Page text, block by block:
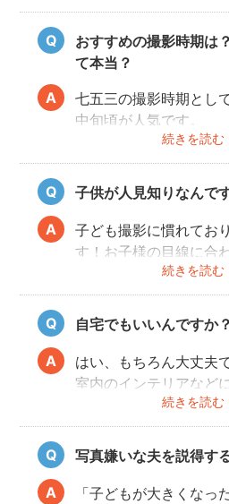
す。厳しい審査を通過
慣れているカメラマン
す。
パパ・ママとお子様が
ので、リラックスした
を写真に残せます。
こども・家族撮影に長
中から、ユーザー自身
指名するので、自分好
ゃれな写真」に仕上が
おすすめの撮影時期は
て本当？
続きを読む
七五三の撮影時期とし
中旬頃が人気です。
今年は参拝先の混雑状
らして前撮りや後撮り
うです。
fotowaは「こだわり指
で前日予約が可能です
で、ぜひフォトグラフ
子供が人見知りなんで
続きを読む
子ども撮影に慣れてお
す！お子様の目線に合
にあわせてコミュニケ
子様は心を開いてくれ
て、ただやらされるだ
影ではなく、一緒に楽
びながら写真を撮影し
自宅でもいいんですか？
続きを読む
はい、もちろん大丈夫
室内のインテリアなど
場合もありますので、
ーに相談してみてくだ
写真嫌いな夫を説得す
「子どもが大きくなっ